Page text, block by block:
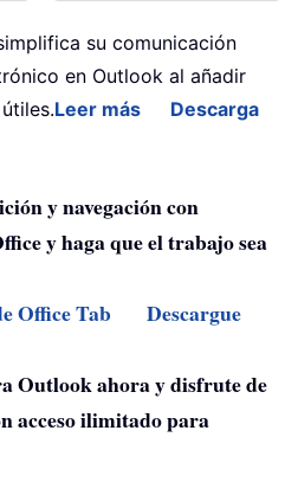
su comunicación
en Outlook al añadir
Leer más
Descarga
y navegación con
y haga que el trabajo sea
Office Tab
Descargue
Outlook ahora y disfrute de
acceso ilimitado para